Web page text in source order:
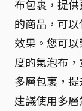
布包裹，提
的商品，可
效果。您可
度的氣泡布
多層包裹，
建議使用多